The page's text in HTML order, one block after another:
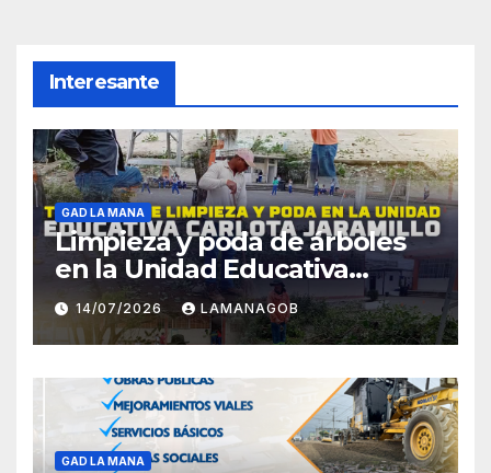
Interesante
GAD LA MANA
Limpieza y poda de árboles
en la Unidad Educativa
Carlota Jaramillo
14/07/2026 LAMANAGOB
GAD LA MANA